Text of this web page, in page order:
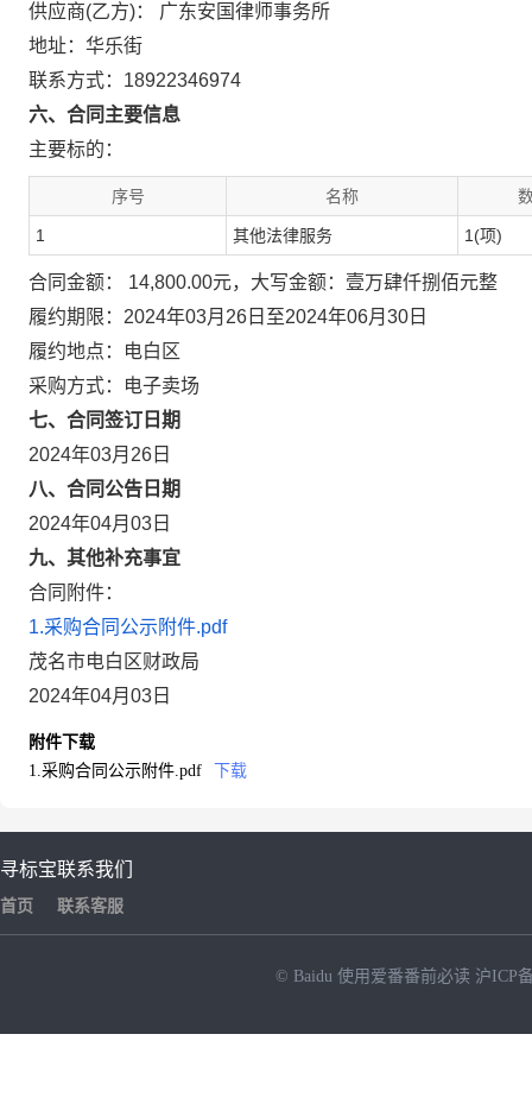
供应商(乙方)： 广东安国律师事务所
地址：华乐街
联系方式：18922346974
六、合同主要信息
主要标的：
序号 名称
1 其他法律服务 1(项)
合同金额： 14,800.00元，大写金额：壹万肆仟捌佰元整
履约期限：2024年03月26日至2024年06月30日
履约地点：电白区
采购方式：电子卖场
七、合同签订日期
2024年03月26日
八、合同公告日期
2024年04月03日
九、其他补充事宜
合同附件：
1.采购合同公示附件.pdf
茂名市电白区财政局
2024年04月03日
附件下载
1.采购合同公示附件.pdf
下载
寻标宝
首页
联系我们
联系客服
© Baidu 使用爱番番前必读 沪ICP